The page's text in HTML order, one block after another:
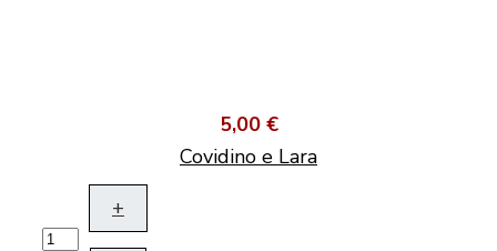
5,00 €
Covidino e Lara
+